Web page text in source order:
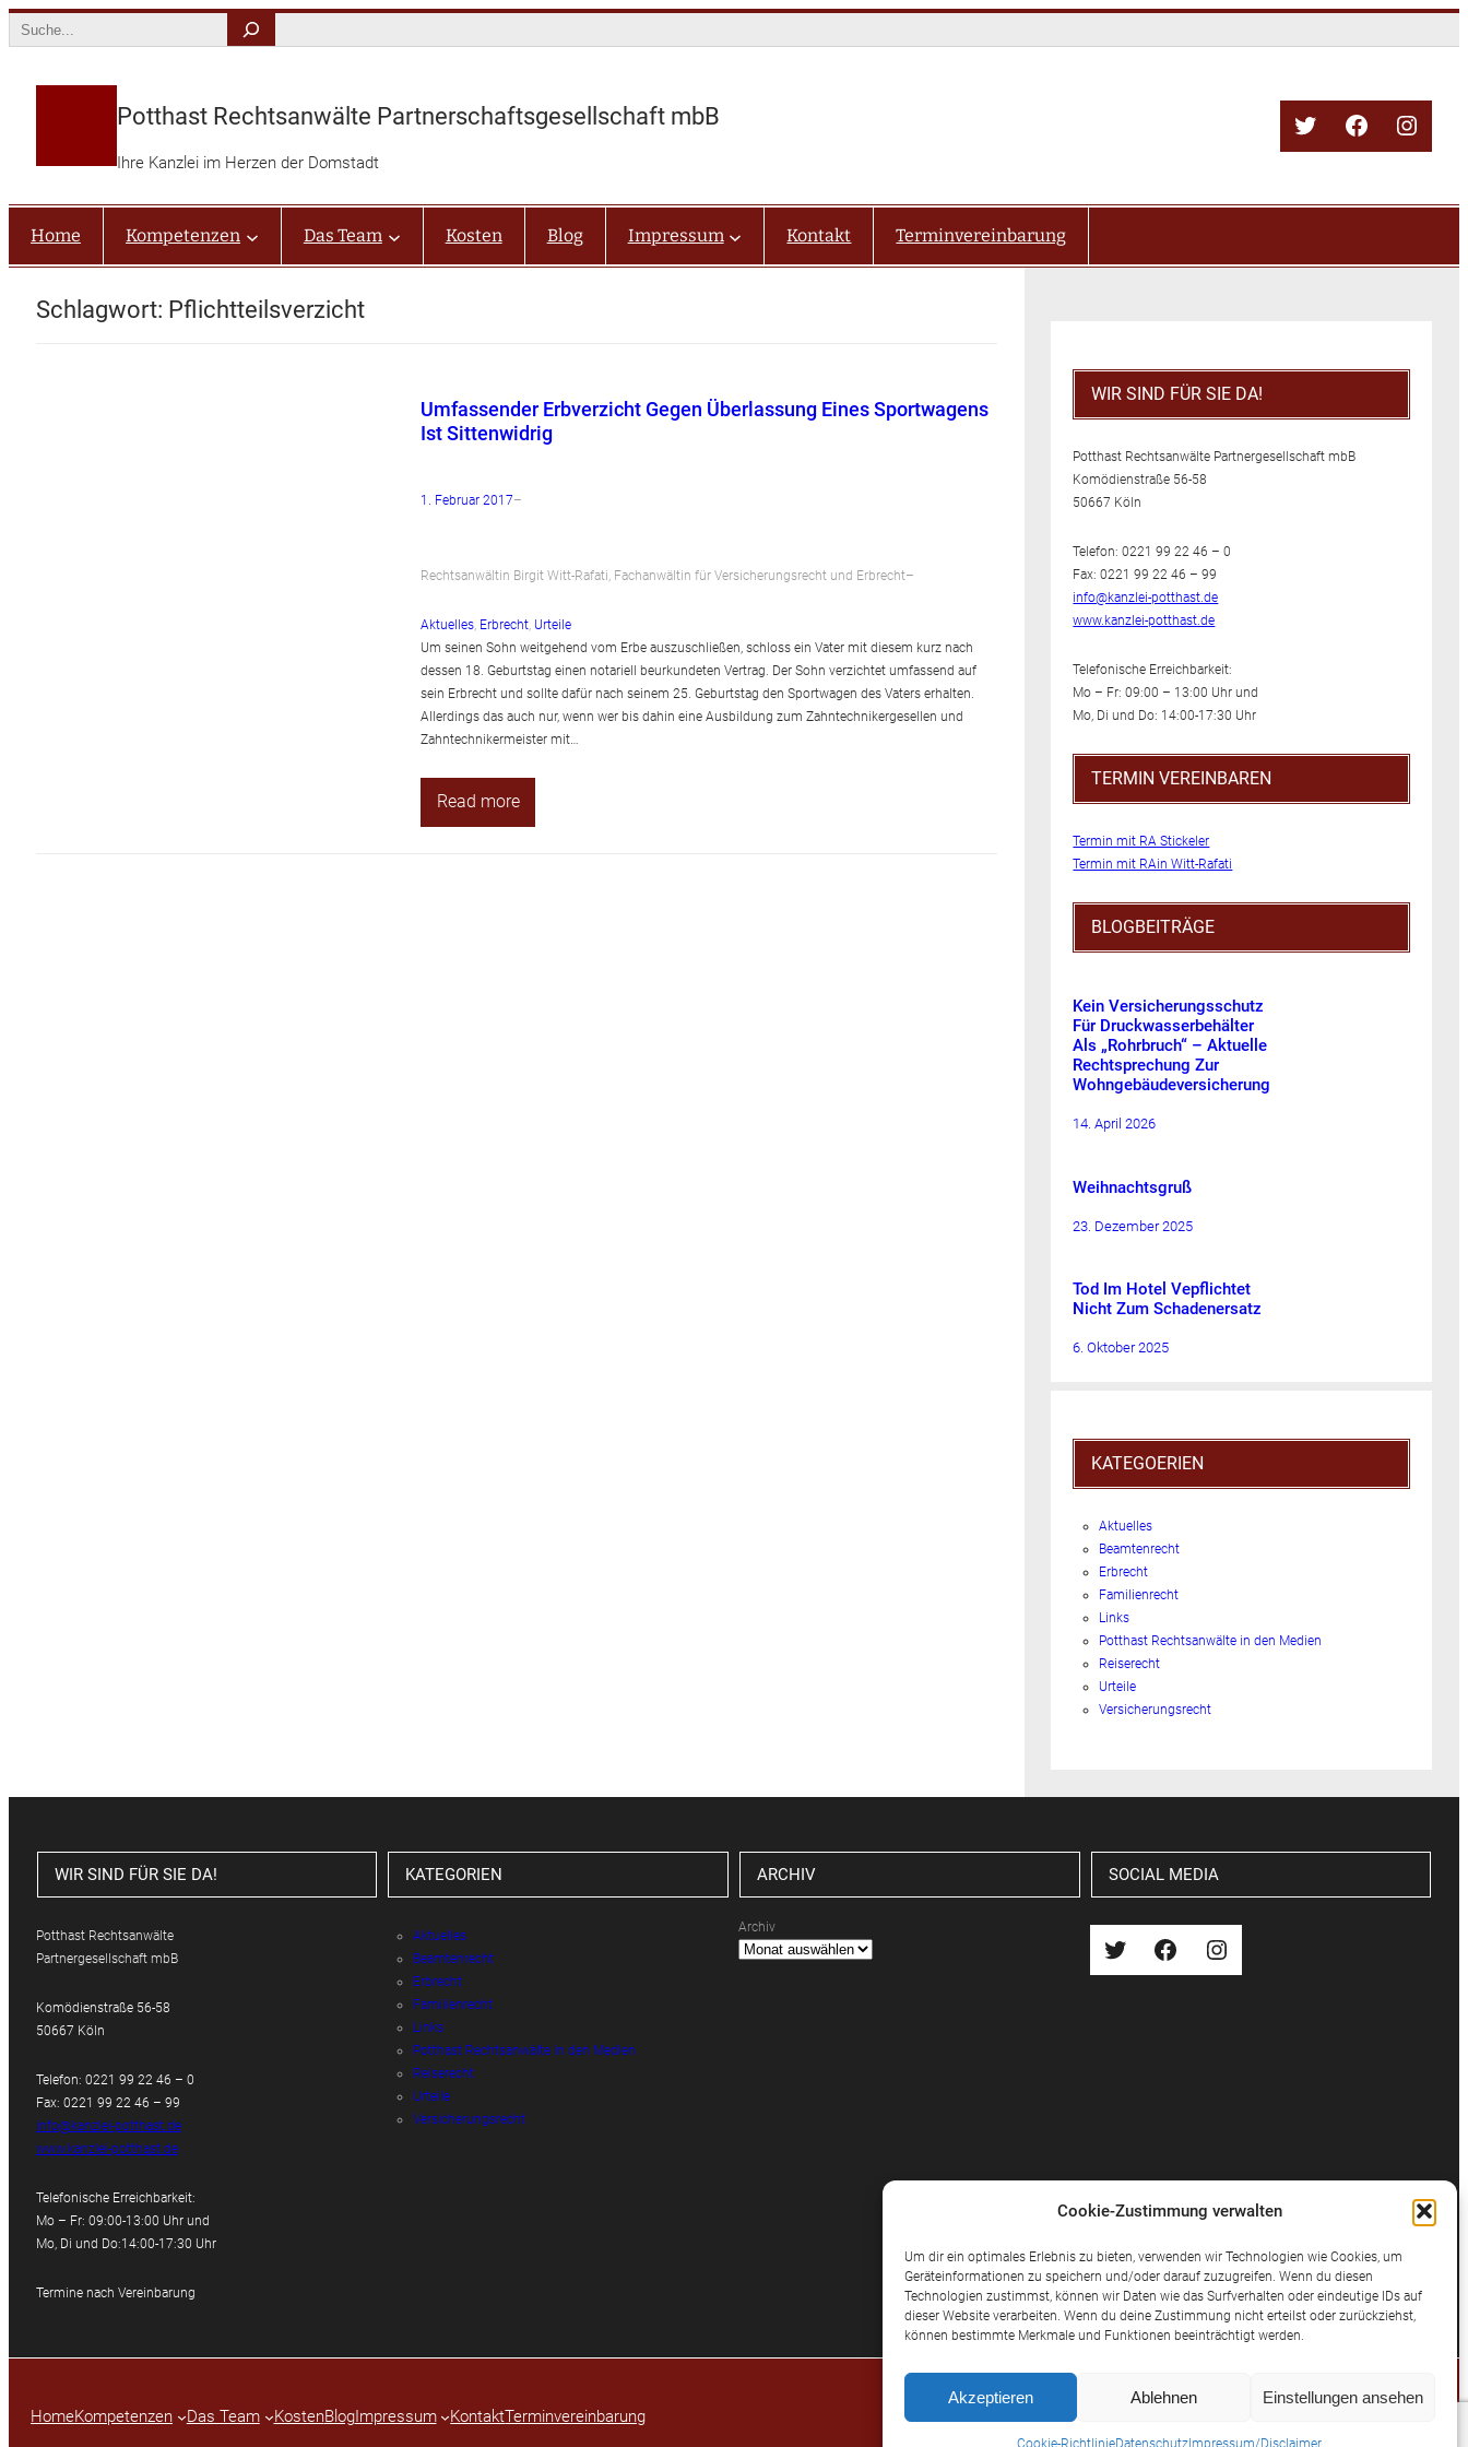
Cookie-Zustimmung verwalten
Um dir ein optimales Erlebnis zu bieten, verwenden wir Technologien wie Cookies, um
Geräteinformationen zu speichern und/oder darauf zuzugreifen. Wenn du diesen
Technologien zustimmst, können wir Daten wie das Surfverhalten oder eindeutige IDs auf
dieser Website verarbeiten. Wenn du deine Zustimmung nicht erteilst oder zurückziehst,
können bestimmte Merkmale und Funktionen beeinträchtigt werden.
Akzeptieren Ablehnen Einstellungen ansehen
Cookie-RichtlinieDatenschutz Impressum/Disclaimer
Search
Potthast Rechtsanwälte Partnerschaftsgesellschaft mbB
Ihre Kanzlei im Herzen der Domstadt
TwitterFacebook
Home Kompetenzen Das Team Kosten Blog Impressum Kontakt Terminvereinbarung
Schlagwort: Pflichtteilsverzicht
Umfassender Erbverzicht Gegen Überlassung Eines Sportwagens
Ist Sittenwidrig
1. Februar 2017–
Rechtsanwältin Birgit Witt-Rafati, Fachanwältin für Versicherungsrecht und Erbrecht–
Aktuelles, Erbrecht, Urteile
Um seinen Sohn weitgehend vom Erbe auszuschließen, schloss ein Vater mit diesem kurz nach
dessen 18. Geburtstag einen notariell beurkundeten Vertrag. Der Sohn verzichtet umfassend auf
sein Erbrecht und sollte dafür nach seinem 25. Geburtstag den Sportwagen des Vaters erhalten.
Allerdings das auch nur, wenn wer bis dahin eine Ausbildung zum Zahntechnikergesellen und
Zahntechnikermeister mit…
Read more
WIR SIND FÜR SIE DA!
Potthast Rechtsanwälte Partnergesellschaft mbB
Komödienstraße 56-58
50667 Köln
Telefon: 0221 99 22 46 – 0
Fax: 0221 99 22 46 – 99
info@kanzlei-potthast.de
www.kanzlei-potthast.de
Telefonische Erreichbarkeit:
Mo – Fr: 09:00 – 13:00 Uhr und
Mo, Di und Do: 14:00-17:30 Uhr
TERMIN VEREINBAREN
Termin mit RA Stickeler
Termin mit RAin Witt-Rafati
BLOGBEITRÄGE
Kein Versicherungsschutz
Für Druckwasserbehälter
Als „Rohrbruch“ – Aktuelle
Rechtsprechung Zur
Wohngebäudeversicherung
14. April 2026
Weihnachtsgruß
23. Dezember 2025
Tod Im Hotel Vepflichtet
Nicht Zum Schadenersatz
6. Oktober 2025
KATEGOERIEN
Aktuelles
Beamtenrecht
Erbrecht
Familienrecht
Links
Potthast Rechtsanwälte in den Medien
Reiserecht
Urteile
Versicherungsrecht
WIR SIND FÜR SIE DA!
Potthast Rechtsanwälte
Partnergesellschaft mbB
Komödienstraße 56-58
50667 Köln
Telefon: 0221 99 22 46 – 0
Fax: 0221 99 22 46 – 99
info@kanzlei-potthast.de
www.kanzlei-potthast.de
Telefonische Erreichbarkeit:
Mo – Fr: 09:00-13:00 Uhr und
Mo, Di und Do:14:00-17:30 Uhr
Termine nach Vereinbarung
KATEGORIEN
Aktuelles
Beamtenrecht
Erbrecht
Familienrecht
Links
Potthast Rechtsanwälte in den Medien
Reiserecht
Urteile
Versicherungsrecht
ARCHIV
Archiv
SOCIAL MEDIA
Twitter Facebook Instagram
HomeKompetenzen Das Team KostenBlogImpressum KontaktTerminvereinbarung